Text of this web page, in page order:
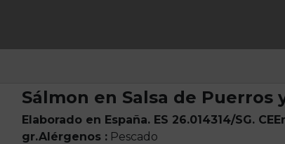
Sálmon en Salsa de Puerros
Elaborado en España. ES 26.014314/SG. CE
gr.Alérgenos : Pescado